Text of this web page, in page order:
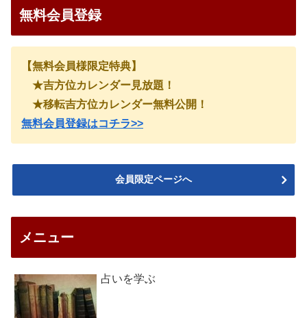
無料会員登録
【無料会員様限定特典】
★吉方位カレンダー見放題！
★移転吉方位カレンダー無料公開！
無料会員登録はコチラ>>
会員限定ページへ
メニュー
占いを学ぶ